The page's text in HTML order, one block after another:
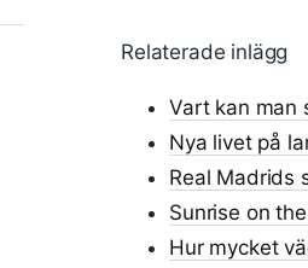
Relaterade inlägg
Vart kan man
Nya livet på
Real Madrids
Sunrise on
Hur mycket